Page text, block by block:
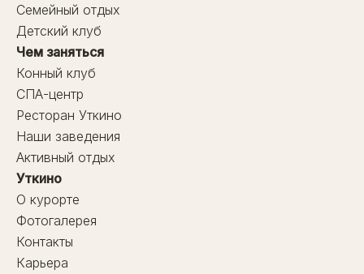
Семейный отдых
Детский клуб
Чем заняться
Конный клуб
СПА-центр
Ресторан Уткино
Наши заведения
Активный отдых
Уткино
О курорте
Фотогалерея
Контакты
Карьера